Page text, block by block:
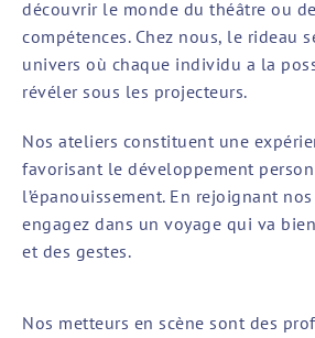
découvrir le monde du théâtre ou
compétences. Chez nous, le rideau
univers où chaque individu a la
révéler sous les projecteurs.
Nos ateliers constituent une
favorisant le développement
l’épanouissement. En rejoignant
engagez dans un voyage qui va
et des gestes.
Nos metteurs en scène sont des